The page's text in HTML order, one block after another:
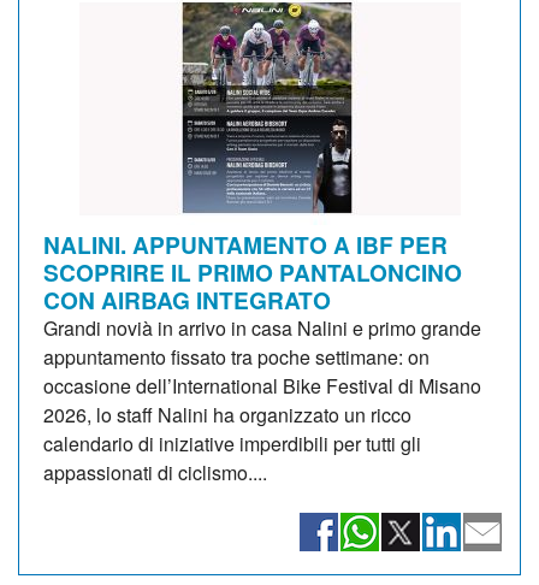
NALINI. APPUNTAMENTO A IBF PER
SCOPRIRE IL PRIMO PANTALONCINO
CON AIRBAG INTEGRATO
Grandi novià in arrivo in casa Nalini e primo grande
appuntamento fissato tra poche settimane: on
occasione dell’International Bike Festival di Misano
2026, lo staff Nalini ha organizzato un ricco
calendario di iniziative imperdibili per tutti gli
appassionati di ciclismo....